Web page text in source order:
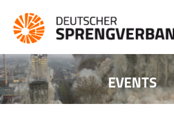
START
NEWS
EVENTS